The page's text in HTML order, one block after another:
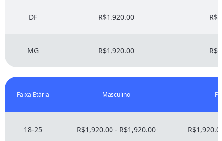
DF R$1,920.00
MG R$1,920.00
Faixa Etária Masculino
18-25 R$1,920.00 - R$1,920.00